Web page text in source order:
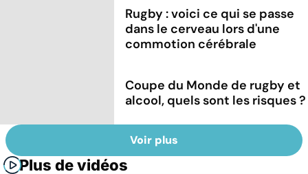
Rugby : voici ce qui se passe
dans le cerveau lors d'une
commotion cérébrale
Coupe du Monde de rugby et
alcool, quels sont les risques ?
Voir plus
Plus de vidéos